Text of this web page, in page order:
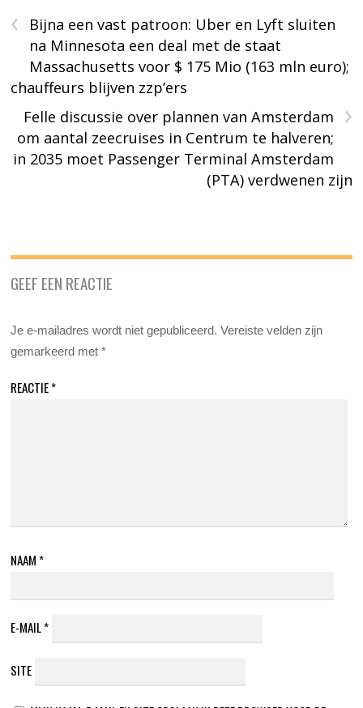
‹
Bijna een vast patroon: Uber en Lyft sluiten
na Minnesota een deal met de staat
Massachusetts voor $ 175 Mio (163 mln euro);
chauffeurs blijven zzp’ers
›
Felle discussie over plannen van Amsterdam
om aantal zeecruises in Centrum te halveren;
in 2035 moet Passenger Terminal Amsterdam
(PTA) verdwenen zijn
GEEF EEN REACTIE
Je e-mailadres wordt niet gepubliceerd. Vereiste velden zijn
gemarkeerd met*
REACTIE*
NAAM *
E-MAIL*
SITE